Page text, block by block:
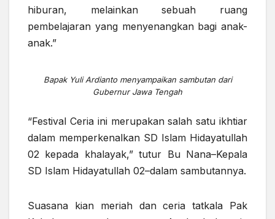
hiburan, melainkan sebuah ruang
pembelajaran yang menyenangkan bagi anak-
anak.”
Bapak Yuli Ardianto menyampaikan sambutan dari
Gubernur Jawa Tengah
“Festival Ceria ini merupakan salah satu ikhtiar
dalam memperkenalkan SD Islam Hidayatullah
02 kepada khalayak,” tutur Bu Nana–Kepala
SD Islam Hidayatullah 02–dalam sambutannya.
Suasana kian meriah dan ceria tatkala Pak